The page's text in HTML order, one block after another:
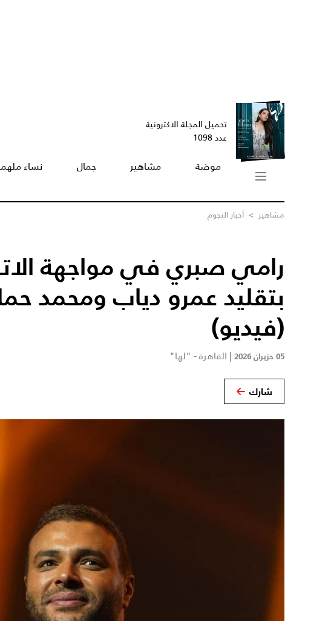
تحميل المجلة الاكترونية
عدد 1098
موضة مشاهير جمال نساء
مشاهير > أخبار النجوم
رامي صبري في مواجهة
بتقليد عمرو دياب ومحمد
(فيديو)
05 حزيران 2026 | القاهرة - "لها"
شارك